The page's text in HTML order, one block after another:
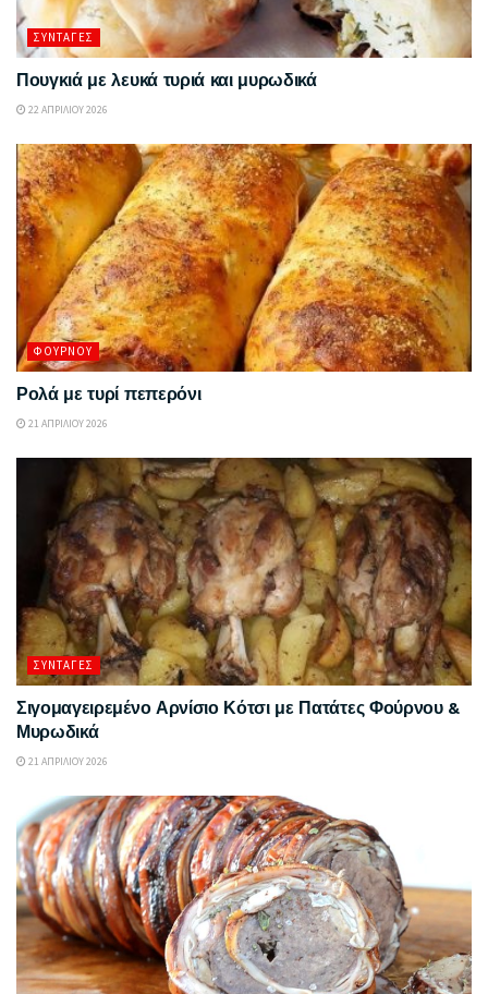
ΣΥΝΤΑΓΈΣ
Πουγκιά με λευκά τυριά και μυρωδικά
22 ΑΠΡΙΛΊΟΥ 2026
ΦΟΎΡΝΟΥ
Ρολά με τυρί πεπερόνι
21 ΑΠΡΙΛΊΟΥ 2026
ΣΥΝΤΑΓΈΣ
Σιγομαγειρεμένο Αρνίσιο Κότσι με Πατάτες Φούρνου &
Μυρωδικά
21 ΑΠΡΙΛΊΟΥ 2026